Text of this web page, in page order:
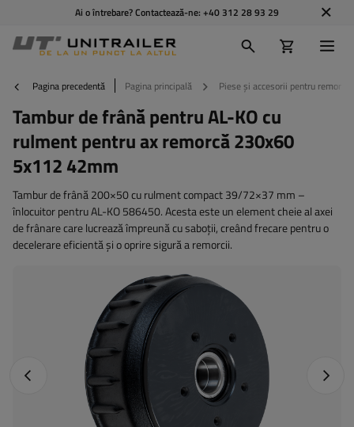
Ai o întrebare? Contactează-ne: +40 312 28 93 29
Pagina precedentă Pagina principală Piese și accesorii pentru remorci
Tambur de frână pentru AL-KO cu
rulment pentru ax remorcă 230x60
5x112 42mm
Tambur de frână 200×50 cu rulment compact 39/72×37 mm –
înlocuitor pentru AL-KO 586450. Acesta este un element cheie al axei
de frânare care lucrează împreună cu saboții, creând frecare pentru o
decelerare eficientă și o oprire sigură a remorcii.
Fotografia anterioară